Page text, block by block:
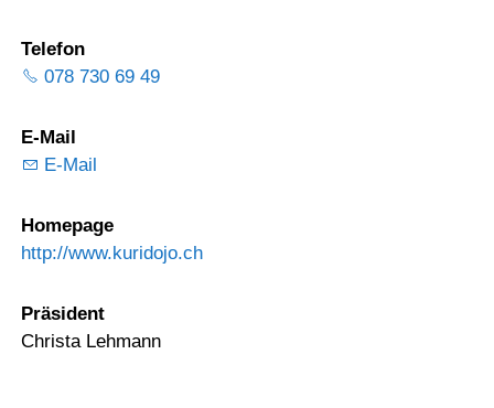
Telefon
078 730 69 49
E-Mail
E-Mail
Homepage
http://www.kuridojo.ch
Präsident
Christa Lehmann